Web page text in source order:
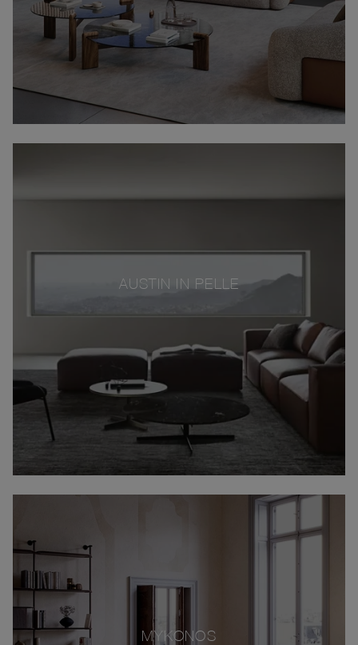
AUSTIN IN PELLE
MYKONOS